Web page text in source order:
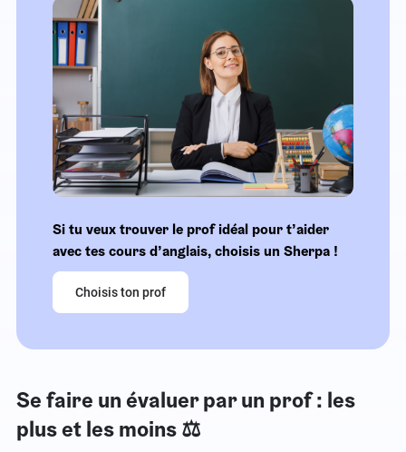
Si tu veux trouver le prof idéal pour t’aider
avec tes cours d’anglais, choisis un Sherpa !
Choisis ton prof
Se faire un évaluer par un prof : les
plus et les moins ⚖️